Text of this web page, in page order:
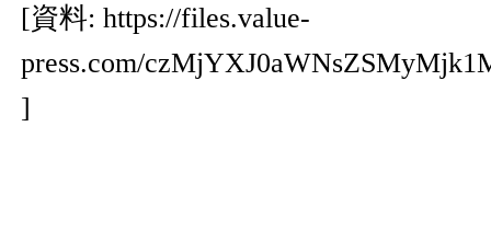
[資料: https://files.value-
press.com/
]